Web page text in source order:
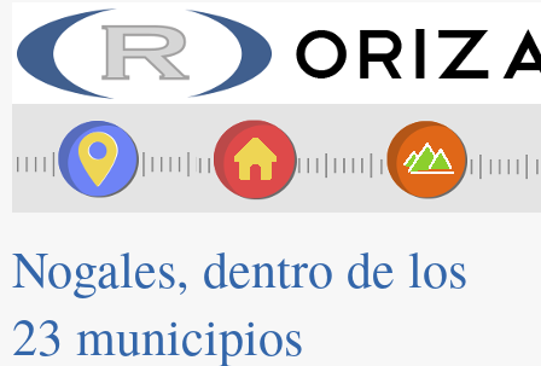
Nogales, dentro de los
23 municipios